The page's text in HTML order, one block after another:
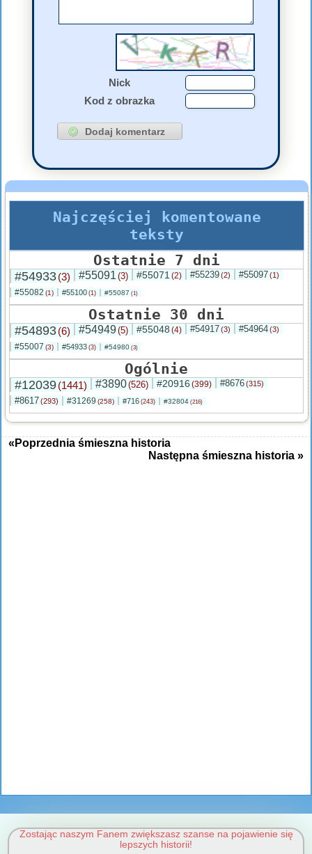
Nick
Kod z obrazka
Najczęściej komentowane
teksty
Ostatnie 7 dni
#54933(3) #55091 (3) #55071 (2) #55239(2) #55097(1)
#55082 (1) #55100 (1) #55087 (1)
Ostatnie 30 dni
#54893(6) #54949(5) #55048 (4) #54917(3) #54964(3)
#55007 (3) #54933 (3) #54980 (3)
Ogólnie
#12039(1441) #3890(526) #20916 (399) #8676(315)
#8617(293) #31269 (258) #716 (243) #32804 (216)
«Poprzednia śmieszna historia
Następna śmieszna historia »
Zostając naszym Fanem zwiększasz szanse na pojawienie się
lepszych historii!